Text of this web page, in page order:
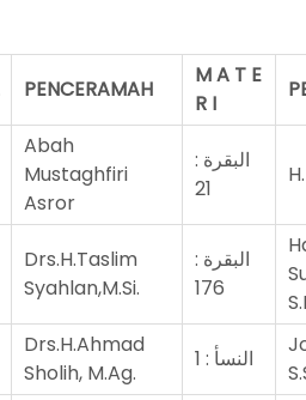
PENCERAMAH
M A T E
R I
Abah
Mustaghfiri
Asror
البقرة :
21
Drs.H.Taslim
Syahlan,M.Si.
البقرة :
176
Drs.H.Ahmad
Sholih, M.Ag.
النسأ : 1